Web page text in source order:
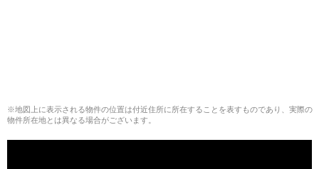
※地図上に表示される物件の位置は付近住所に所在することを表すものであり、実際の
物件所在地とは異なる場合がございます。